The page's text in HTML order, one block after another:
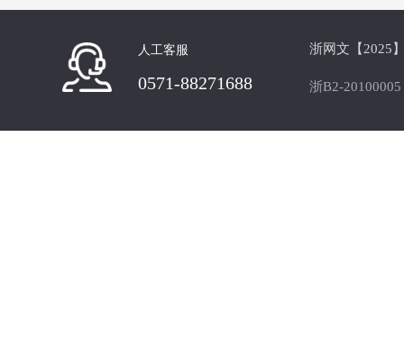
优选音乐
优选音乐
人工客服
0571-88271688
浙网文【2025
浙B2-20100005